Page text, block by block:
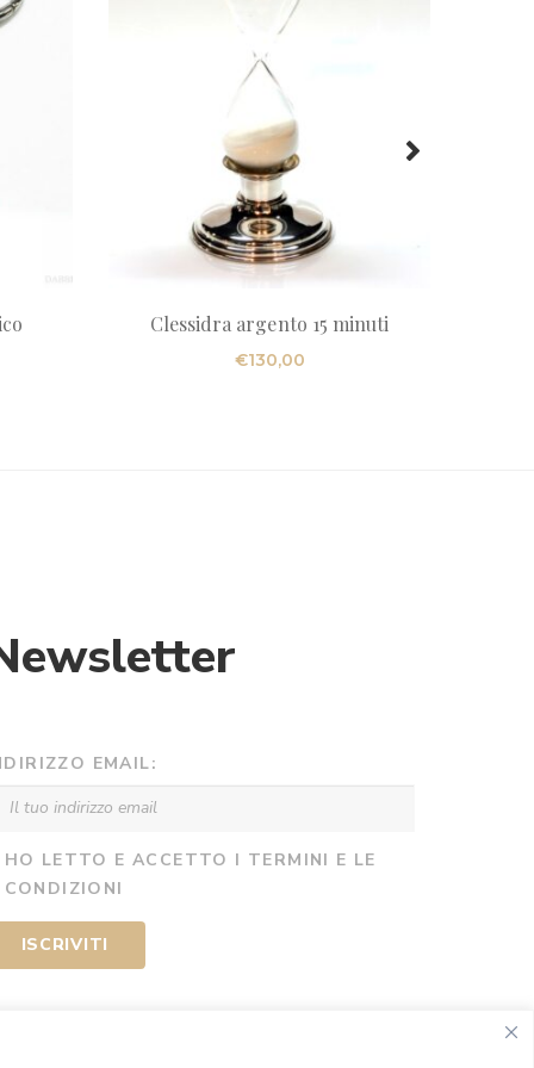
Clessidra argento 15 minuti
€130,00
EMAIL:
HO LETTO E ACCETTO I TERMINI E LE
CONDIZIONI